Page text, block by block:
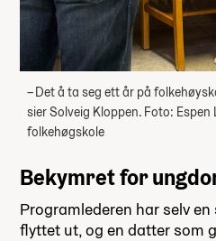
Bekymret for
Programlederen har selv
flyttet ut, og en datter som
– Det å ta seg ett år på
sier Solveig Kloppen. Foto: Espen
folkehøgskole